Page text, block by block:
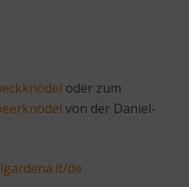
oder zum
von der Daniel-
de